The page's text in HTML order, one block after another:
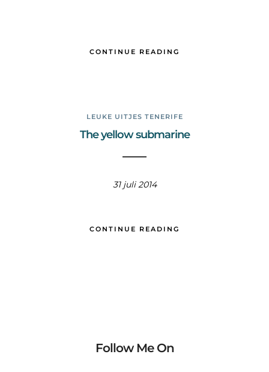
CONTINUE READING
LEUKE UITJES TENERIFE
The yellow submarine
31 juli 2014
CONTINUE READING
Follow Me On